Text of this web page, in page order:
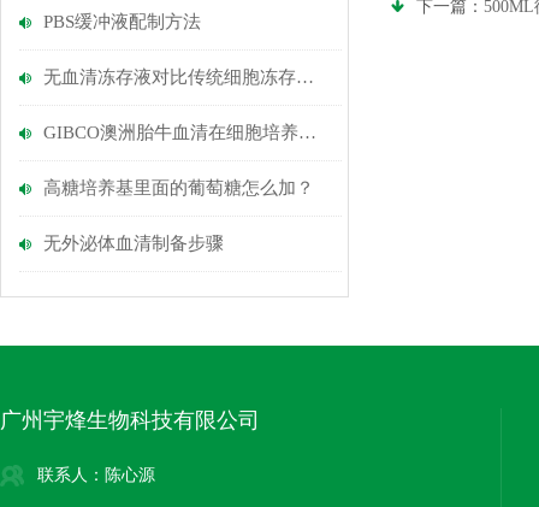
PBS缓冲液配制方法
无血清冻存液对比传统细胞冻存液存在的优势
GIBCO澳洲胎牛血清在细胞培养中有什么作用？
高糖培养基里面的葡萄糖怎么加？
无外泌体血清制备步骤
下一篇： 500ML
广州宇烽生物科技有限公司
联系人：陈心源